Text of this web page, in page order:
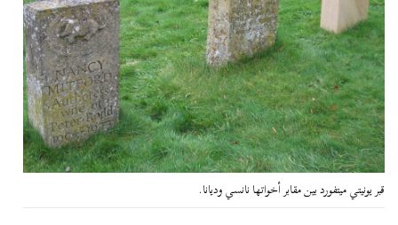
قبر يونيتي ميتفورد بين مقابر أخواتها نانسي وديانا.